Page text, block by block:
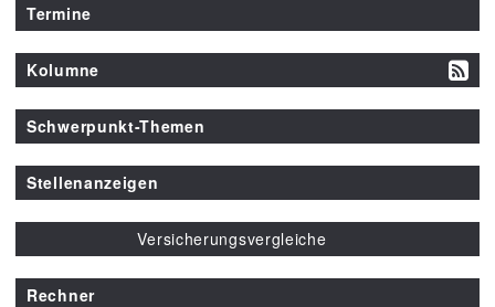
Termine
Kolumne
Schwerpunkt-Themen
Stellenanzeigen
Versicherungsvergleiche
Rechner